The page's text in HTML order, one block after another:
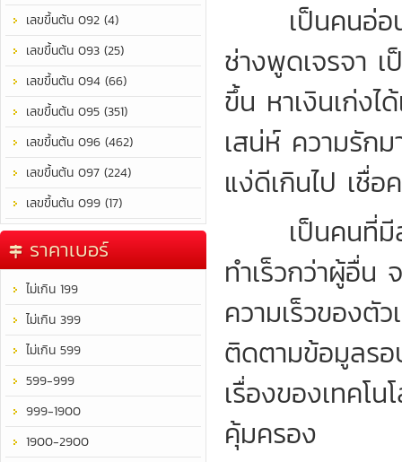
เลขขึ้นต้น 092 (4)
เลขขึ้นต้น 093 (25)
เลขขึ้นต้น 094 (66)
เลขขึ้นต้น 095 (351)
เลขขึ้นต้น 096 (462)
เลขขึ้นต้น 097 (224)
เลขขึ้นต้น 099 (17)
ราคาเบอร์
ไม่เกิน 199
ไม่เกิน 399
ไม่เกิน 599
599-999
999-1900
1900-2900
เป็นคนอ่อนห
ช่างพูดเจรจา
ขึ้น หาเงินเก่ง
เสน่ห์ ความรัก
แง่ดีเกินไป เชื่
เป็นคนที่มีส
ทำเร็วกว่าผู้อื่น
ความเร็วของตั
ติดตามข้อมูลรอ
เรื่องของเทคโ
คุ้มครอง